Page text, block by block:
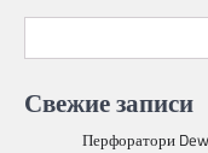
Свежие записи
Перфоратори